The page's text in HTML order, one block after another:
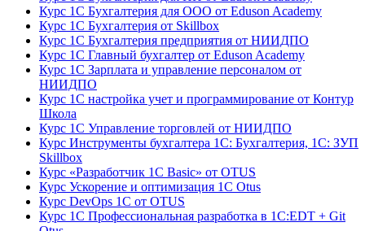
Курс 1С Бухгалтерия для ООО от Eduson Academy
Курс 1С Бухгалтерия от Skillbox
Курс 1С Бухгалтерия предприятия от НИИДПО
Курс 1С Главный бухгалтер от Eduson Academy
Курс 1С Зарплата и управление персоналом от
НИИДПО
Курс 1С настройка учет и программирование от Контур
Школа
Курс 1С Управление торговлей от НИИДПО
Курс Инструменты бухгалтера 1С: Бухгалтерия, 1С: ЗУП
Skillbox
Курс «Разработчик 1С Basic» от OTUS
Курс Ускорение и оптимизация 1С Otus
Курс DevOps 1С от OTUS
Курс 1С Профессиональная разработка в 1С:EDT + Git